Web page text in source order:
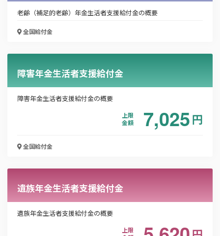
高度外国人材採用に資する寄附講座事業（国庫補
助事業）
お名前
会社名
電話番号
「PDF資料ダウンロード」ボタンを押下した時点
老齢（補足的老齢）年金生活者支援給付金の概要
全国給付金
障害年金生活者支援給付金
障害年金生活者支援給付金の概要
上限
金額
7,025円
全国給付金
遺族年金生活者支援給付金
遺族年金生活者支援給付金の概要
上限